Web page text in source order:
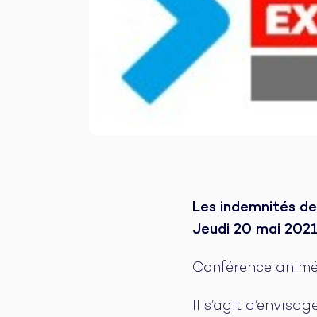
Les indemnités
Jeudi 20 mai
Conférence
Il s’agit